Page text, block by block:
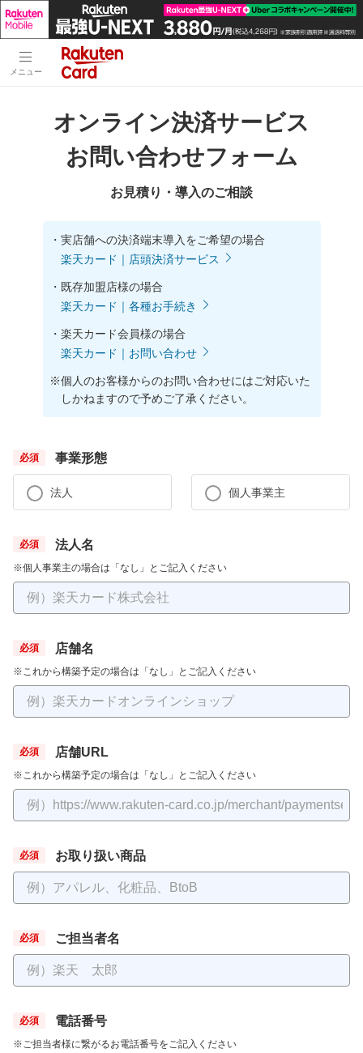
メニュー
オンライン決済サービス
お問い合わせフォーム
お見積り・導入のご相談
・ 実店舗への決済端末導入をご希望の場合
楽天カード｜店頭決済サービス
・ 既存加盟店様の場合
楽天カード｜各種お手続き
・ 楽天カード会員様の場合
楽天カード｜お問い合わせ
※個人のお客様からのお問い合わせにはご対応いた
しかねますので予めご了承ください。
事業形態
法人 個人事業主
法人名
※個人事業主の場合は「なし」とご記入ください
店舗名
※これから構築予定の場合は「なし」とご記入ください
店舗URL
※これから構築予定の場合は「なし」とご記入ください
お取り扱い商品
ご担当者名
電話番号
※ご担当者様に繋がるお電話番号をご記入ください